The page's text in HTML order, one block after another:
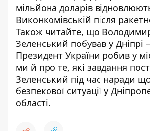
мільйона доларів
Виконкомівській після
Також читайте, що
Зеленський побував у Дніпрі –
Президент України робив у
ми й про те, які завдання
Зеленський під час наради
безпекової ситуації у
області.